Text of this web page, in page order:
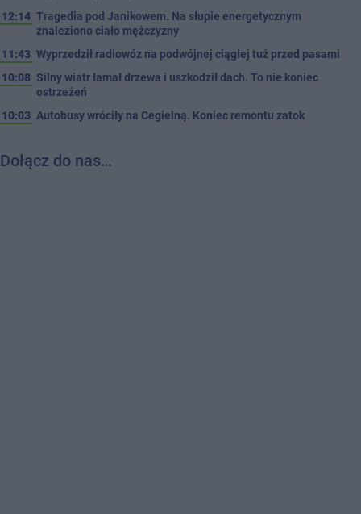
12:14 Tragedia pod Janikowem. Na słupie energetycznym
znaleziono ciało mężczyzny
11:43 Wyprzedził radiowóz na podwójnej ciągłej tuż przed pasami
10:08 Silny wiatr łamał drzewa i uszkodził dach. To nie koniec
ostrzeżeń
10:03 Autobusy wróciły na Cegielną. Koniec remontu zatok
Dołącz do nas…